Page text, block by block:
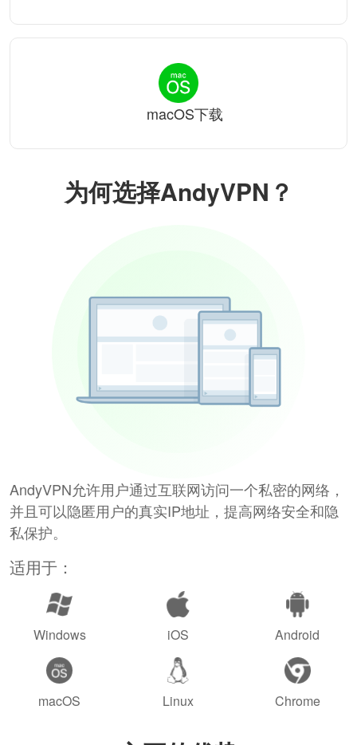
为何选择AndyVPN？
AndyVPN允许用户通过互联网访问一个私密的网络，
并且可以隐匿用户的真实IP地址，提高网络安全和隐
私保护。
适用于：
Windows iOS Android
macOS Linux Chrome
macOS下载